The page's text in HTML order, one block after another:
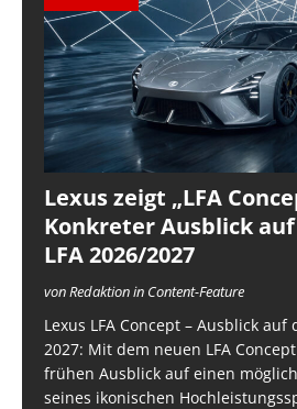
Lexus zeigt „LFA
Konkreter Ausblick
LFA 2026/2027
von Redaktion in Content-Feature
Lexus LFA Concept – Ausblick auf
2027: Mit dem neuen LFA
frühen Ausblick auf einen
seines ikonischen